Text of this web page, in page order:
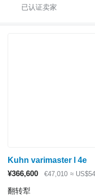
Kuhn varimaster l 4e
¥366,600
€47,010 ≈
翻转犁